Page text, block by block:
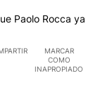
Paolo Rocca ya
MARCAR
COMO
INAPROPIADO